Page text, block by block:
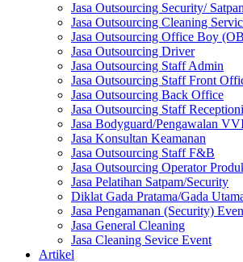
Jasa Outsourcing Security/
Jasa Outsourcing Cleaning
Jasa Outsourcing Office Boy
Jasa Outsourcing Driver
Jasa Outsourcing Staff Admin
Jasa Outsourcing Staff Front
Jasa Outsourcing Back Office
Jasa Outsourcing Staff
Jasa Bodyguard/Pengawalan
Jasa Konsultan Keamanan
Jasa Outsourcing Staff F&B
Jasa Outsourcing Operator
Jasa Pelatihan Satpam/Security
Diklat Gada Pratama/Gada
Jasa Pengamanan (Security)
Jasa General Cleaning
Jasa Cleaning Sevice Event
Artikel